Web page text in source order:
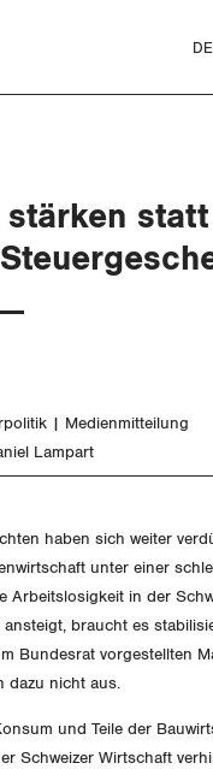
DE
und
und Gesundheitsschutz
stärken statt
Medienmitteilung
Lampart
haben sich weiter
unter einer
Arbeitslosigkeit in der
ansteigt, braucht es
Bundesrat vorgestellten
dazu nicht aus.
und Teile der
Schweizer Wirtschaft